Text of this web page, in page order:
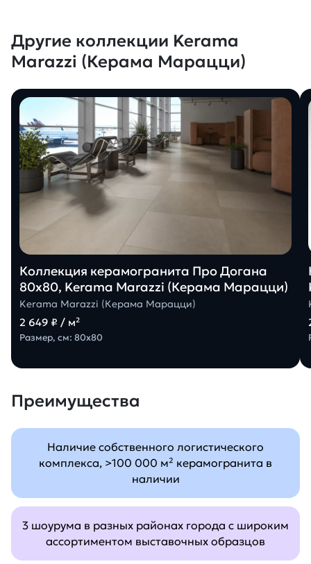
Другие коллекции Kerama
Marazzi (Керама Марацци)
Коллекция керамогранита Про Догана
80х80, Kerama Marazzi (Керама Марацци)
Kerama Marazzi (Керама Марацци)
2 649 ₽ / м²
Размер, см: 80х80
Преимущества
Наличие собственного логистического
комплекса, >100 000 м² керамогранита в
наличии
3 шоурума в разных районах города с широким
ассортиментом выставочных образцов